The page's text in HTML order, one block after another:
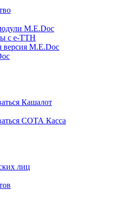
M.E.Doc
с е-ТТН
версия M.E.Doc
Кашалот
СОТА Касса
лиц